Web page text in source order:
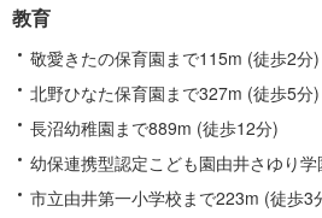
教育
敬愛きたの保育園まで115m (徒歩2分)
北野ひなた保育園まで327m (徒歩5分)
長沼幼稚園まで889m (徒歩12分)
幼保連携型認定こども園由井さゆり
市立由井第一小学校まで223m (徒歩3